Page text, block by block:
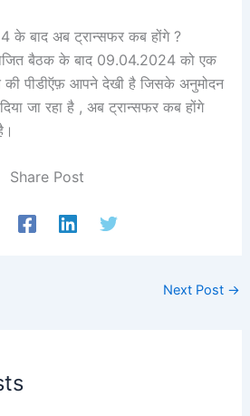
के बाद अब ट्रान्सफर कब होंगे ?
बैठक के बाद 09.04.2024 को एक
की पीडीऍफ़ आपने देखी है जिसके अनुमोदन
जा रहा है , अब ट्रान्सफर कब होंगे
Share Post
Next Post →